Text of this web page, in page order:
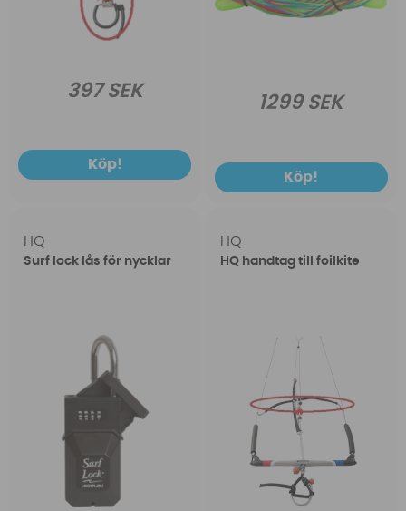
397 SEK
Köp!
1299 SEK
Köp!
HQ
Surf lock lås för nycklar
HQ
HQ handtag till foilkite